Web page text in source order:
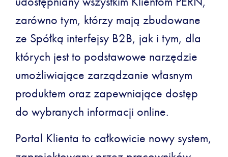
zarówno tym, którzy mają zbudowane
ze Spółką interfejsy B2B, jak i tym, dla
których jest to podstawowe narzędzie
umożliwiające zarządzanie własnym
produktem oraz zapewniające dostęp
do wybranych informacji online.
Portal Klienta to całkowicie nowy system,